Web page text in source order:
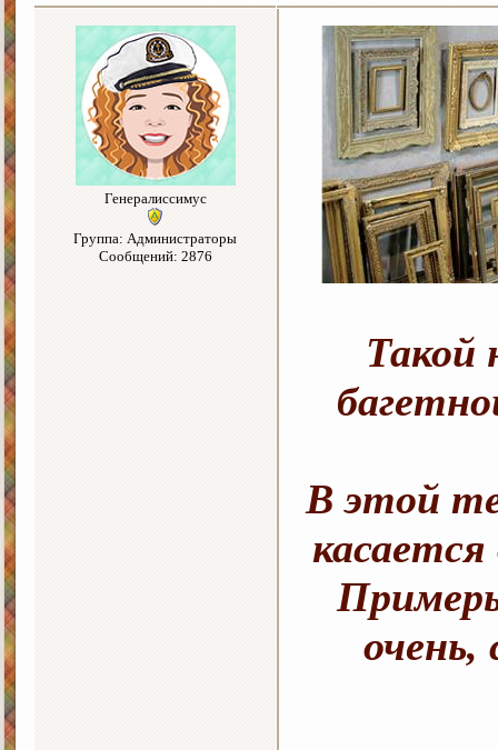
Генералиссимус
Группа: Администраторы
Сообщений: 2876
Такой
В этой
очень,